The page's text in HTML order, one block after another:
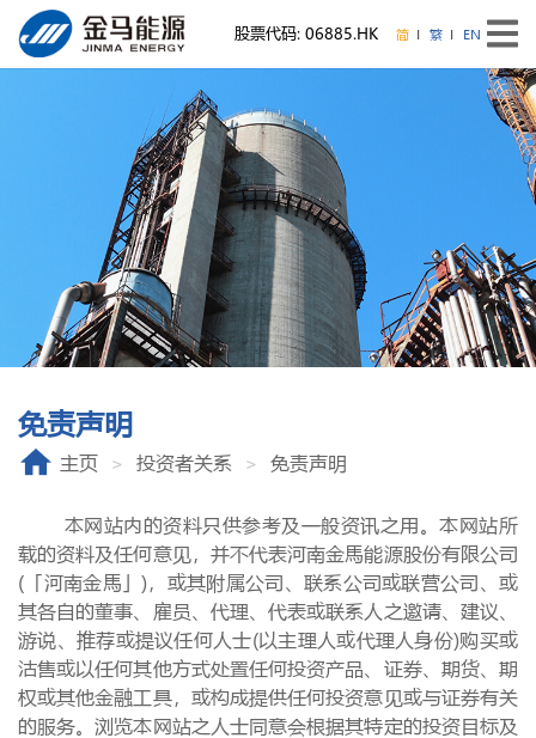
股票代码: 06885.HK 简 繁 EN
免责声明
主页 投资者关系 免责声明
本网站内的资料只供参考及一般资讯之用。本网站所
载的资料及任何意见，并不代表河南金馬能源股份有限公司
(「河南金馬」)，或其附属公司、联系公司或联营公司、或
其各自的董事、雇员、代理、代表或联系人之邀请、建议、
游说、推荐或提议任何人士(以主理人或代理人身份)购买或
沽售或以任何其他方式处置任何投资产品、证券、期货、期
权或其他金融工具，或构成提供任何投资意见或与证券有关
的服务。浏览本网站之人士同意会根据其特定的投资目标及